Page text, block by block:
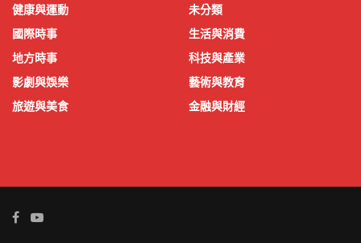
健康與運動
國際時事
地方時事
影劇與娛樂
旅遊與美食
未分類
生活與消費
科技與產業
藝術與教育
金融與財經